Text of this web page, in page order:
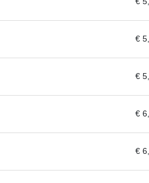
€
€
€
€